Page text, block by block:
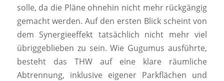
solle, da die Pläne ohnehin nicht mehr rückgängig
gemacht werden. Auf den ersten Blick scheint von
dem Synergieeffekt tatsächlich nicht mehr viel
übriggeblieben zu sein. Wie Gugumus ausführte,
besteht das THW auf eine klare räumliche
Abtrennung, inklusive eigener Parkflächen und